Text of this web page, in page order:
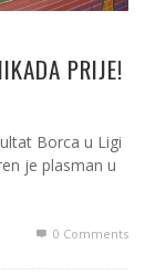
PRIJE!
Borca u Ligi
je plasman u
0 Comments